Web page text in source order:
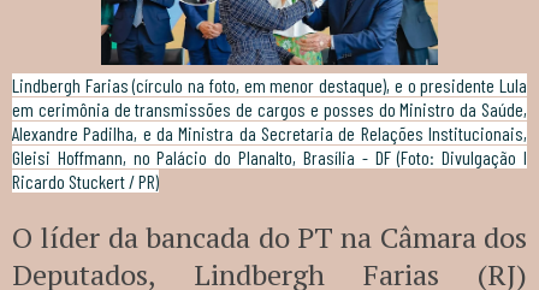
Lindbergh Farias (círculo na foto, em menor destaque), e o presidente Lula
em cerimônia de transmissões de cargos e posses do Ministro da Saúde,
Alexandre Padilha, e da Ministra da Secretaria de Relações Institucionais,
Gleisi Hoffmann, no Palácio do Planalto, Brasília - DF (Foto: Divulgação I
Ricardo Stuckert / PR)
O líder da bancada do PT na Câmara dos
Deputados, Lindbergh Farias (RJ)